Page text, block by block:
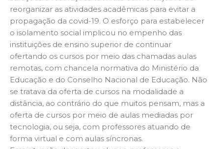
reorganizar as atividades acadêmicas para evitar a
propagação da covid-19. O esforço para estabelecer
o isolamento social implicou no empenho das
instituições de ensino superior de continuar
ofertando os cursos por meio das chamadas aulas
remotas, com chancela normativa do Ministério da
Educação e do Conselho Nacional de Educação. Não
se tratava da oferta de cursos na modalidade a
distância, ao contrário do que muitos pensam, mas a
oferta de cursos por meio de aulas mediadas por
tecnologia, ou seja, com professores atuando de
forma virtual e com aulas síncronas.